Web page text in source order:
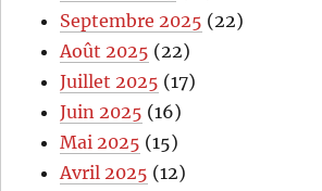
Septembre 2025 (22)
Août 2025 (22)
Juillet 2025 (17)
Juin 2025 (16)
Mai 2025 (15)
Avril 2025 (12)